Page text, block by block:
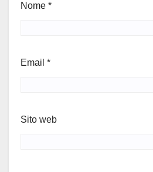
Nome *
Email *
Sito web